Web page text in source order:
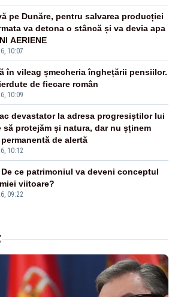
10:07
pe Dunăre, pentru salvarea producției
va detona o stâncă și va devia apa
AERIENE
10:09
în vileag șmecheria înghețării pensiilor.
de fiecare român
10:12
devastator la adresa progresiștilor lui
să protejăm și natura, dar nu șținem
de alertă
09:22
ce patrimoniul va deveni conceptul
viitoare?